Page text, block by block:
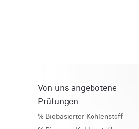
Von uns angebotene
Prüfungen
% Biobasierter Kohlenstoff